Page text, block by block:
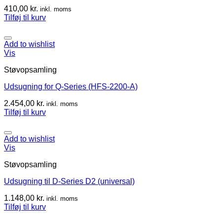
410,00 kr. inkl. moms
Tilføj til kurv
Add to wishlist
Vis
Støvopsamling
Udsugning for Q-Series (HFS-2200-A)
2.454,00 kr. inkl. moms
Tilføj til kurv
Add to wishlist
Vis
Støvopsamling
Udsugning til D-Series D2 (universal)
1.148,00 kr. inkl. moms
Tilføj til kurv